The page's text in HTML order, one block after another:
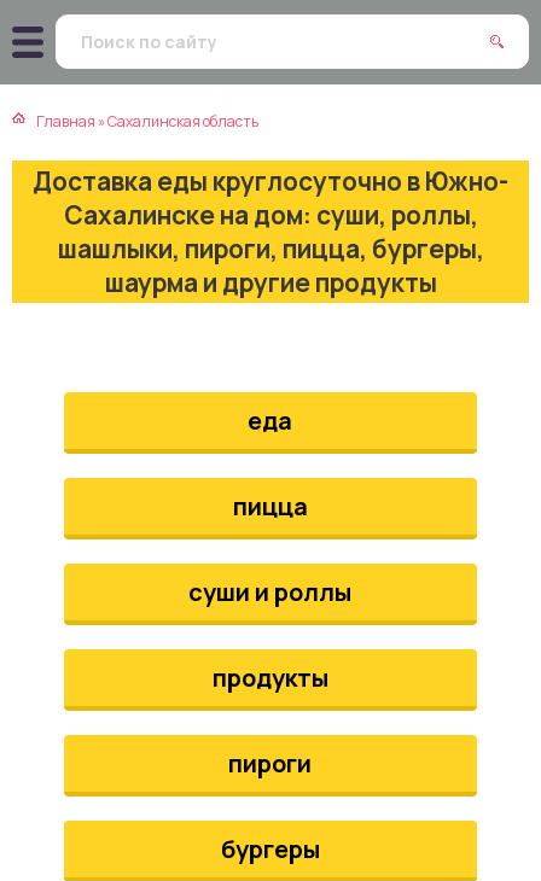
Главная »Сахалинская область
Доставка еды круглосуточно в Южно-
Сахалинске на дом: суши, роллы,
шашлыки, пироги, пицца, бургеры,
шаурма и другие продукты
еда
пицца
суши и роллы
продукты
пироги
бургеры
кухня
кухня